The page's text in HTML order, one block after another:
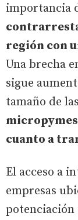
importancia
región con
Una brecha
sigue
tamaño de
cuanto a
El acceso a
empresas
potenciación